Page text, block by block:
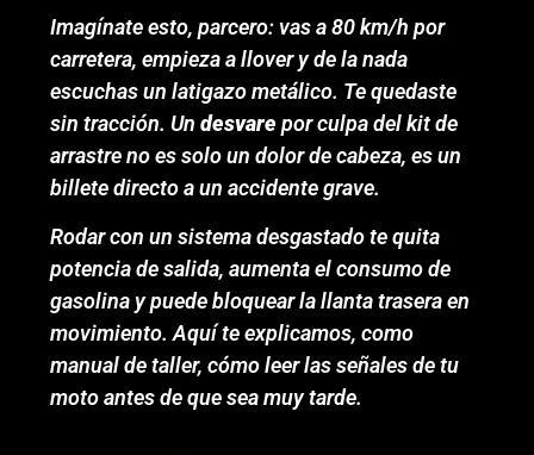
Imagínate esto, parcero: vas a 80 km/h por
carretera, empieza a llover y de la nada
escuchas un latigazo metálico. Te quedaste
sin tracción. Undesvarepor culpa del kit de
arrastre no es solo un dolor de cabeza, es un
billete directo a un accidente grave.
Rodar con un sistema desgastado te quita
potencia de salida, aumenta el consumo de
gasolina y puede bloquear la llanta trasera en
movimiento. Aquí te explicamos, como
manual de taller, cómo leer las señales de tu
moto antes de que sea muy tarde.